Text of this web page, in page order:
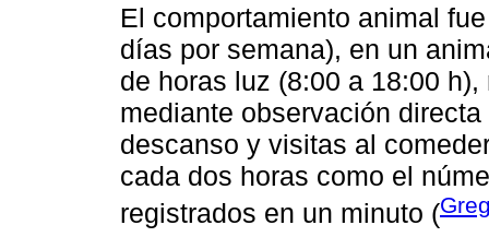
El comportamiento animal
días por semana), en un
de horas luz (8:00 a 18:00
mediante observación
descanso y visitas al
cada dos horas como el
registrados en un minuto (